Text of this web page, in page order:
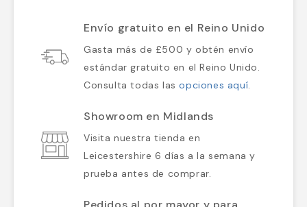
Envío gratuito en el Reino Unido
Gasta más de £500 y obtén envío
estándar gratuito en el Reino Unido.
Consulta todas lasopciones aquí.
Showroom en Midlands
Visita nuestra tienda en
Leicestershire 6 días a la semana y
prueba antes de comprar.